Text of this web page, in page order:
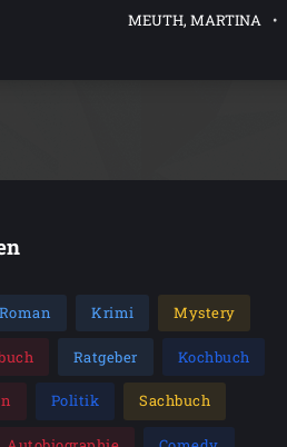
MEUTH, MARTINA
Roman Krimi Mystery
Ratgeber Kochbuch
Politik Sachbuch